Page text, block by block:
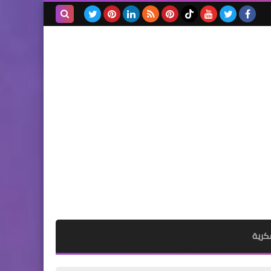
أخطر أسباب تراكم الكربون
داخل المحرك… وكيف تتجنب
الرئيسية